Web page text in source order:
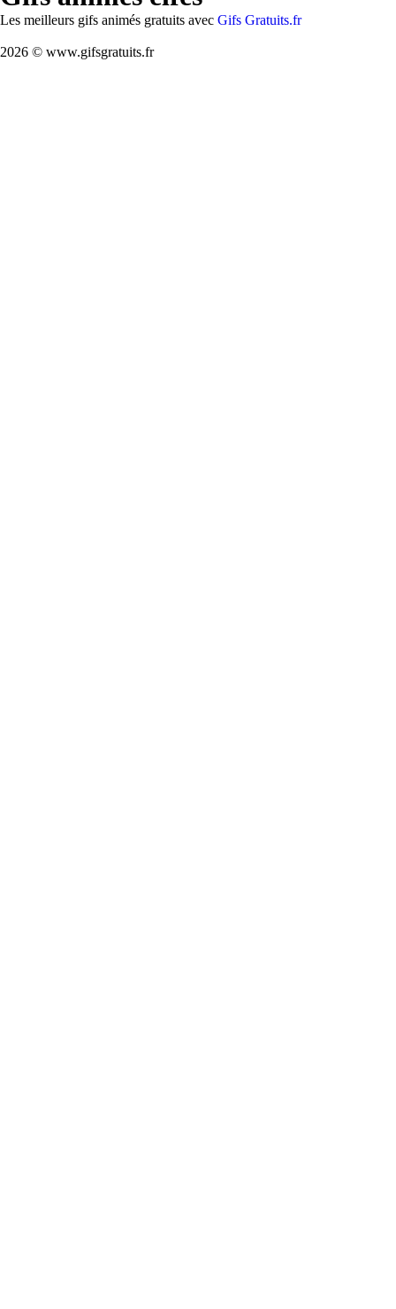
Les meilleurs gifs animés gratuits avec Gifs Gratuits.fr
2026 © www.gifsgratuits.fr